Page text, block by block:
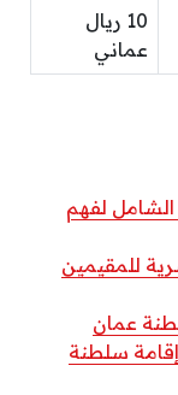
10 ريال
عماني
لفهم
للمقيمين
عمان
سلطنة